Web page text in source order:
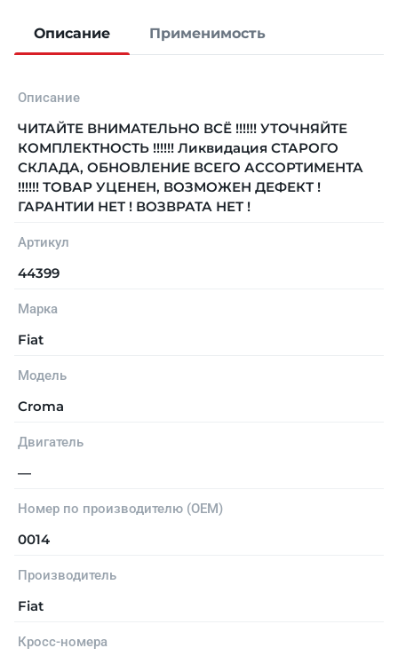
Описание Применимость
Описание
ЧИТАЙТЕ ВНИМАТЕЛЬНО ВСЁ !!!!!! УТОЧНЯЙТЕ
КОМПЛЕКТНОСТЬ !!!!!! Ликвидация СТАРОГО
СКЛАДА, ОБНОВЛЕНИЕ ВСЕГО АССОРТИМЕНТА
!!!!!! ТОВАР УЦЕНЕН, ВОЗМОЖЕН ДЕФЕКТ !
ГАРАНТИИ НЕТ ! ВОЗВРАТА НЕТ !
Артикул
44399
Марка
Fiat
Модель
Croma
Двигатель
—
Номер по производителю (OEM)
0014
Производитель
Fiat
Кросс-номера